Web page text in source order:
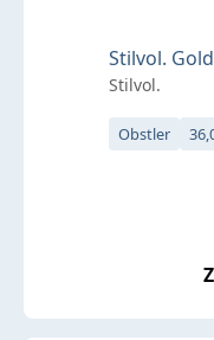
Stilvol.
Stilvol.
Obstler